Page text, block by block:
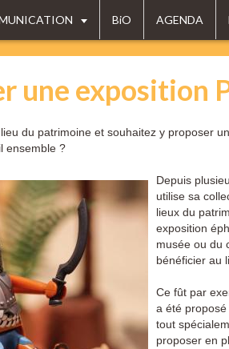
BiO AGENDA
une exposition
du patrimoine et souhaitez y proposer
ensemble ?
Depuis
utilise sa
lieux du
exposition
musée ou du
bénéficier au
Ce fût par
a été
tout
proposer en